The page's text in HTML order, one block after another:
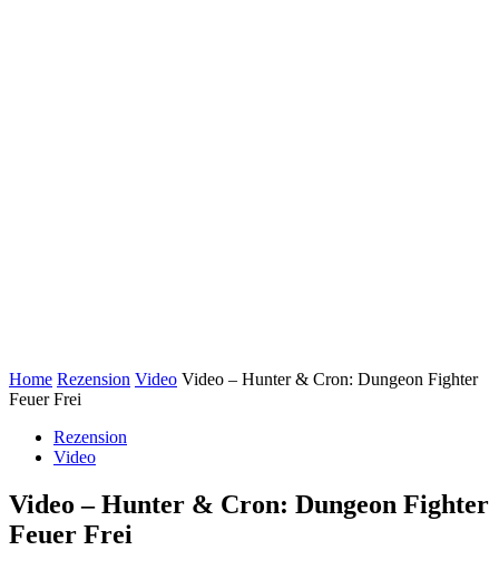
Home Rezension Video Video – Hunter & Cron: Dungeon Fighter
Feuer Frei
Rezension
Video
Video – Hunter & Cron: Dungeon Fighter
Feuer Frei